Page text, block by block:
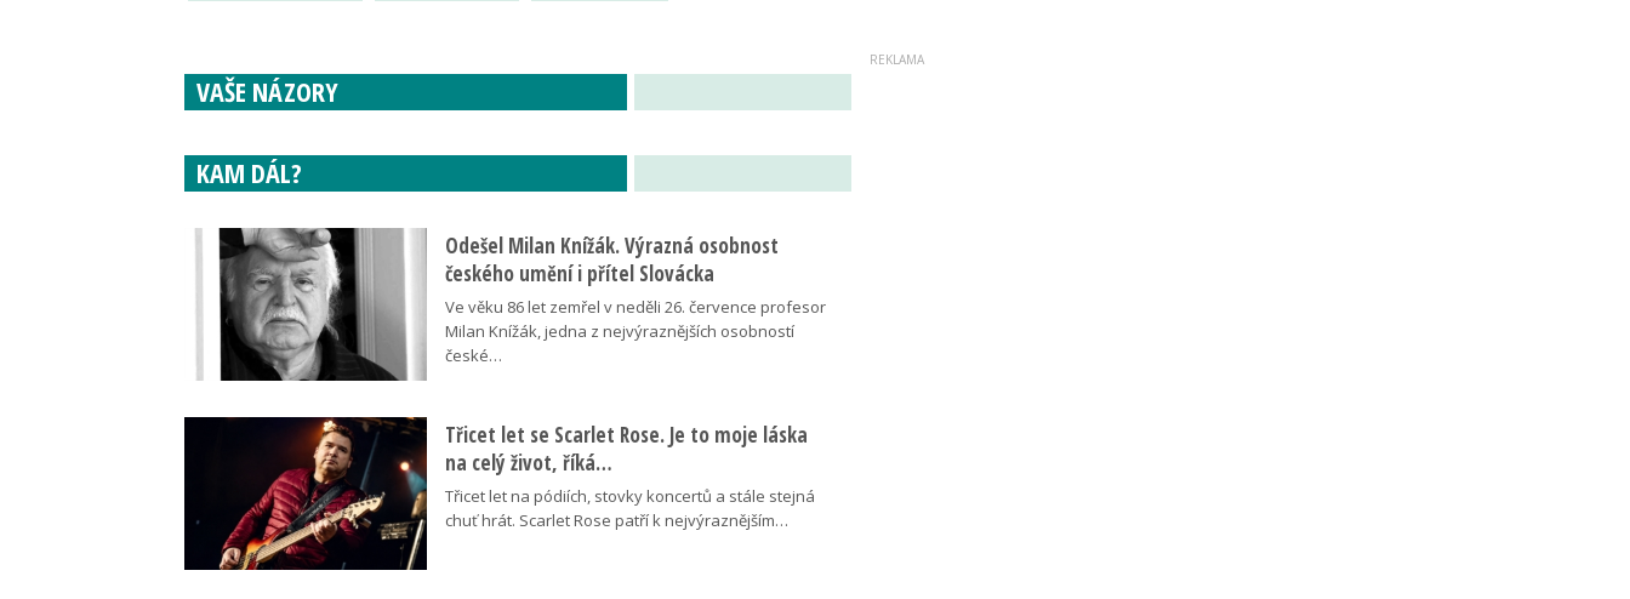
VAŠE NÁZORY
KAM DÁL?
Odešel Milan Knížák. Výrazná osobnost
českého umění i přítel Slovácka
Ve věku 86 let zemřel v neděli 26. července profesor
Milan Knížák, jedna z nejvýraznějších osobností
české…
Třicet let se Scarlet Rose. Je to moje láska
na celý život, říká…
Třicet let na pódiích, stovky koncertů a stále stejná
chuť hrát. Scarlet Rose patří k nejvýraznějším…